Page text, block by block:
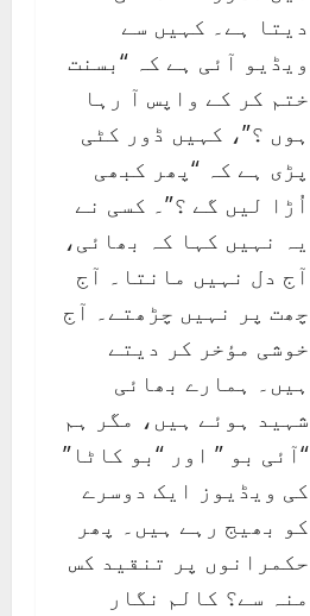
دیتا ہے۔ کہیں سے
ویڈیو آئی ہے کہ “بسنت
ختم کر کے واپس آ رہا
ہوں ؟”، کہیں ڈور کٹی
پڑی ہے کہ “پھر کبھی
اُڑا لیں گے ؟”۔ کسی نے
یہ نہیں کہا کہ بھائی،
آج دل نہیں مانتا۔ آج
چھت پر نہیں چڑھتے۔ آج
خوشی مؤخر کر دیتے
ہیں۔ ہمارے بھائی
شہید ہوئے ہیں، مگر ہم
“آئی بو ” اور “بو کاٹا”
کی ویڈیوز ایک دوسرے
کو بھیج رہے ہیں۔ پھر
حکمرانوں پر تنقید کس
منہ سے؟ کالم نگار